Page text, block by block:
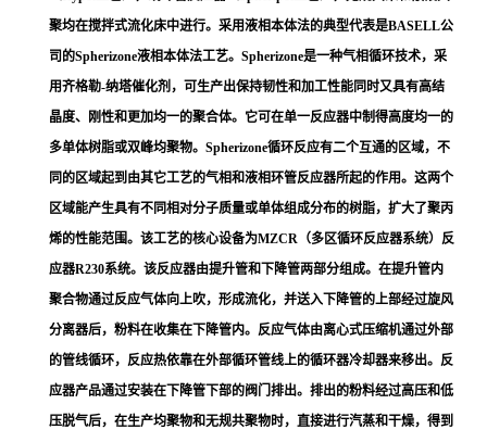
聚均在搅拌式流化床中进行。采用液相本体法的典型代表是BASELL公
司的Spherizone液相本体法工艺。Spherizone是一种气相循环技术，采
用齐格勒-纳塔催化剂，可生产出保持韧性和加工性能同时又具有高结
晶度、刚性和更加均一的聚合体。它可在单一反应器中制得高度均一的
多单体树脂或双峰均聚物。Spherizone循环反应有二个互通的区域，不
同的区域起到由其它工艺的气相和液相环管反应器所起的作用。这两个
区域能产生具有不同相对分子质量或单体组成分布的树脂，扩大了聚丙
烯的性能范围。该工艺的核心设备为MZCR（多区循环反应器系统）反
应器R230系统。该反应器由提升管和下降管两部分组成。在提升管内
聚合物通过反应气体向上吹，形成流化，并送入下降管的上部经过旋风
分离器后，粉料在收集在下降管内。反应气体由离心式压缩机通过外部
的管线循环，反应热依靠在外部循环管线上的循环器冷却器来移出。反
应器产品通过安装在下降管下部的阀门排出。排出的粉料经过高压和低
压脱气后，在生产均聚物和无规共聚物时，直接进行汽蒸和干燥，得到